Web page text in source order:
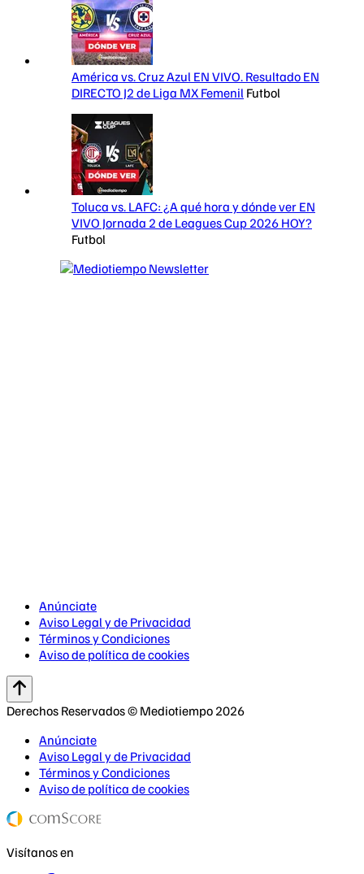
América vs. Cruz Azul EN VIVO. Resultado EN
DIRECTO J2 de Liga MX Femenil Futbol
Toluca vs. LAFC: ¿A qué hora y dónde ver EN
VIVO Jornada 2 de Leagues Cup 2026 HOY?
Futbol
Anúnciate
Aviso Legal y de Privacidad
Términos y Condiciones
Aviso de política de cookies
Derechos Reservados © Mediotiempo 2026
Anúnciate
Aviso Legal y de Privacidad
Términos y Condiciones
Aviso de política de cookies
Visítanos en